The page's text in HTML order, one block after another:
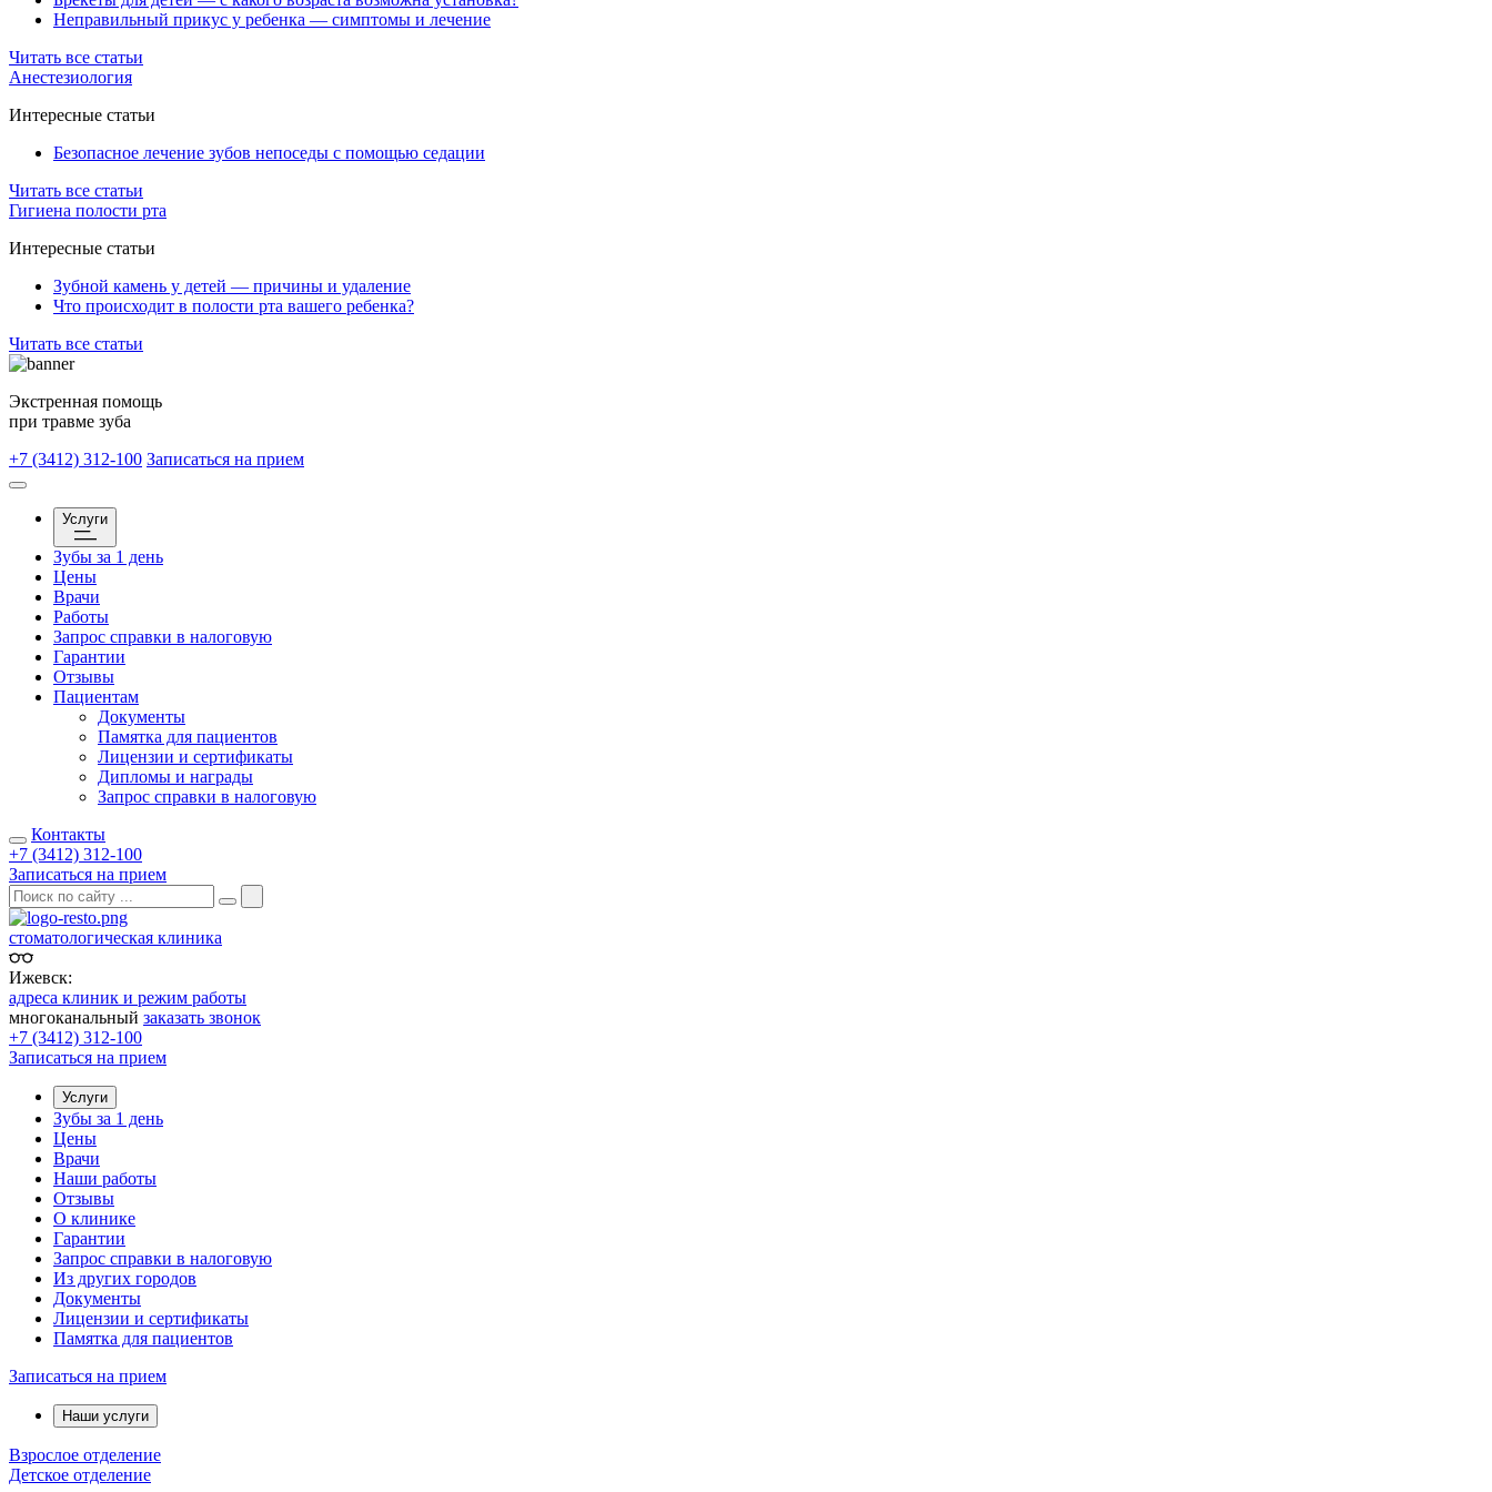
Неправильный прикус у ребенка — симптомы и лечение
Читать все статьи
Анестезиология
Интересные статьи
Безопасное лечение зубов непоседы с помощью седации
Читать все статьи
Гигиена полости рта
Интересные статьи
Зубной камень у детей — причины и удаление
Что происходит в полости рта вашего ребенка?
Читать все статьи
Экстренная помощь
при травме зуба
+7 (3412) 312-100 Записаться на прием
Услуги
Зубы за 1 день
Цены
Врачи
Работы
Запрос справки в налоговую
Гарантии
Отзывы
Пациентам
Документы
Памятка для пациентов
Лицензии и сертификаты
Дипломы и награды
Запрос справки в налоговую
Контакты
+7 (3412) 312-100
Записаться на прием
стоматологическая клиника
Ижевск:
адреса клиник и режим работы
многоканальный заказать звонок
+7 (3412) 312-100
Записаться на прием
Услуги
Зубы за 1 день
Цены
Врачи
Наши работы
Отзывы
О клинике
Гарантии
Запрос справки в налоговую
Из других городов
Документы
Лицензии и сертификаты
Памятка для пациентов
Записаться на прием
Наши услуги
Взрослое отделение
Детское отделение